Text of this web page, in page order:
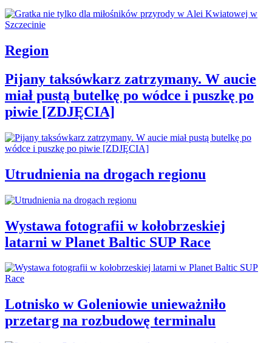
Region
Pijany taksówkarz zatrzymany. W aucie
miał pustą butelkę po wódce i puszkę po
piwie [ZDJĘCIA]
Utrudnienia na drogach regionu
Wystawa fotografii w kołobrzeskiej
latarni w Planet Baltic SUP Race
Lotnisko w Goleniowie unieważniło
przetarg na rozbudowę terminalu